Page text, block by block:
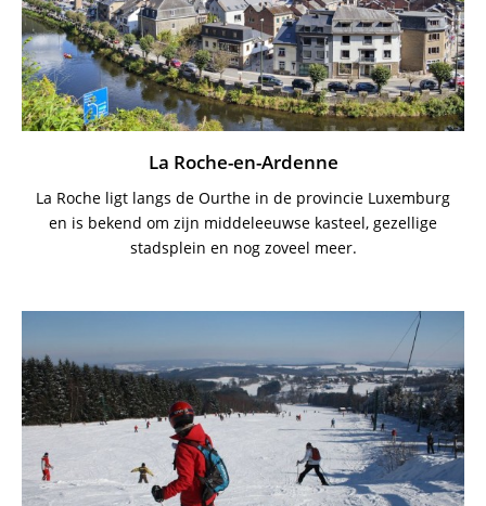
La Roche-en-Ardenne
La Roche ligt langs de Ourthe in de provincie Luxemburg
en is bekend om zijn middeleeuwse kasteel, gezellige
stadsplein en nog zoveel meer.